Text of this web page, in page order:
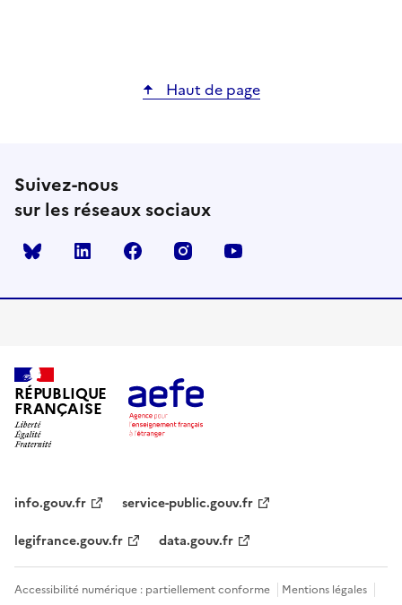
Haut de page
Suivez-nous
sur les réseaux sociaux
Bluesky linkedin facebook instagram
RÉPUBLIQUE
FRANÇAISE
info.gouv.fr
service-public.gouv.fr
legifrance.gouv.fr
data.gouv.fr
Accessibilité numérique : partiellement conforme Mentions légales